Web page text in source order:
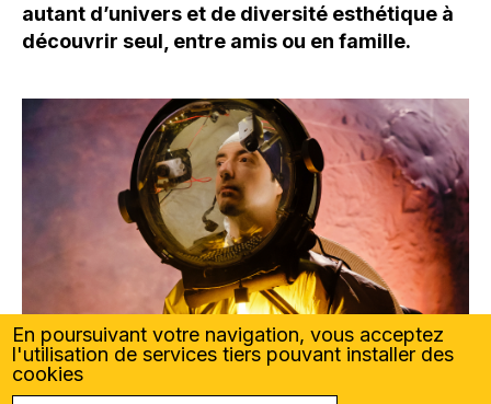
autant d’univers et de diversité esthétique à
découvrir seul, entre amis ou en famille.
En poursuivant votre navigation, vous acceptez
l'utilisation de services tiers pouvant installer des
cookies